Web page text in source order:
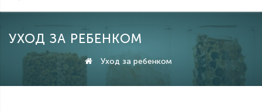
УХОД ЗА РЕБЕНКОМ
Уход за ребенком